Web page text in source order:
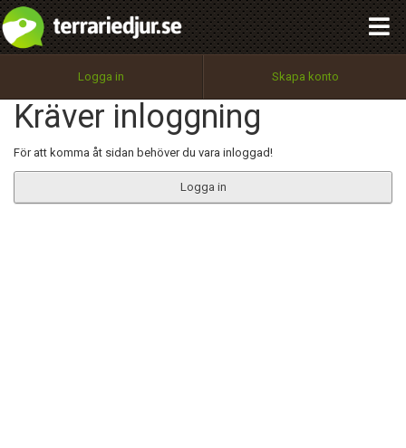
Logga in Skapa konto
Kräver inloggning
För att komma åt sidan behöver du vara inloggad!
Logga in
Utför
100%
OK
integritetspolicy
Namn:
Epost:
Begär nytt lösenord
Tillbaka till förstasidan